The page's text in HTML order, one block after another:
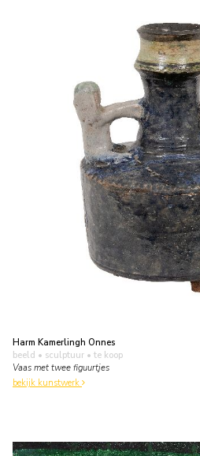
Harm Kamerlingh Onnes
beeld • sculptuur • te koop
Vaas met twee figuurtjes
bekijk kunstwerk